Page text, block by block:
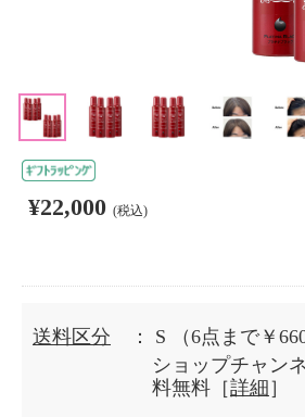
¥22,000 (税込)
送料区分 ： S
（6点まで￥660
ショップチャン
料無料［詳細 ］